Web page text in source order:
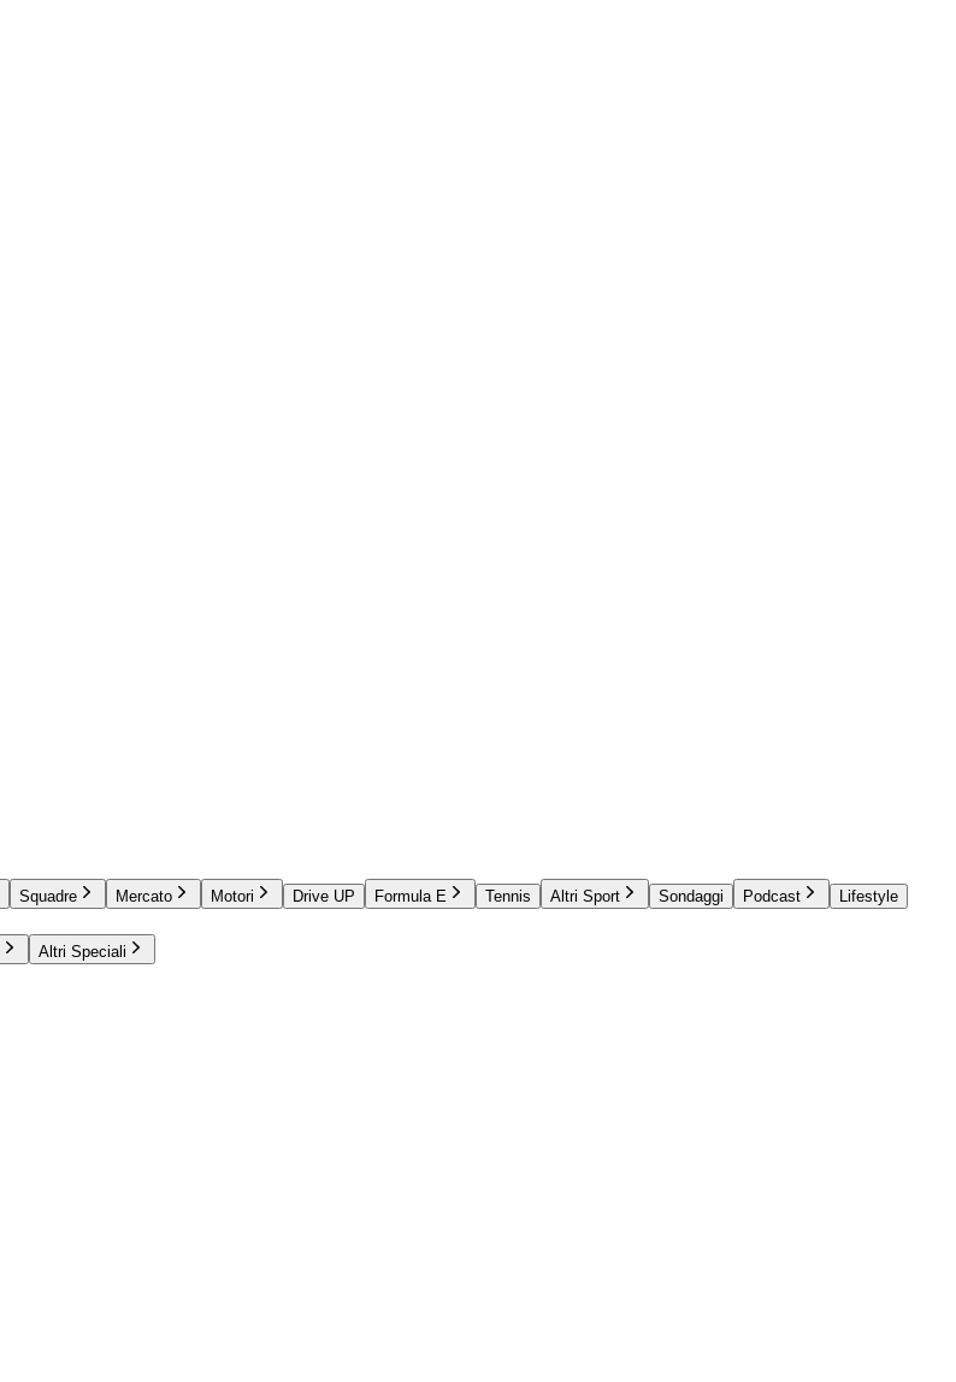
Squadre Mercato Motori Drive UP Formula E Tennis Altri Sport Sondaggi Podcast
Lifestyle
Altri Speciali